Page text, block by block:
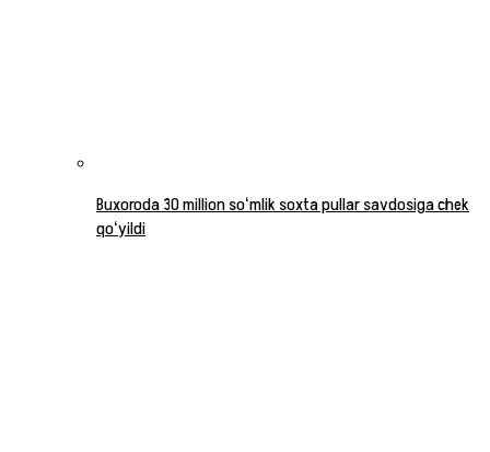
Buxoroda 30 million soʻmlik soxta pullar savdosiga chek
qoʻyildi